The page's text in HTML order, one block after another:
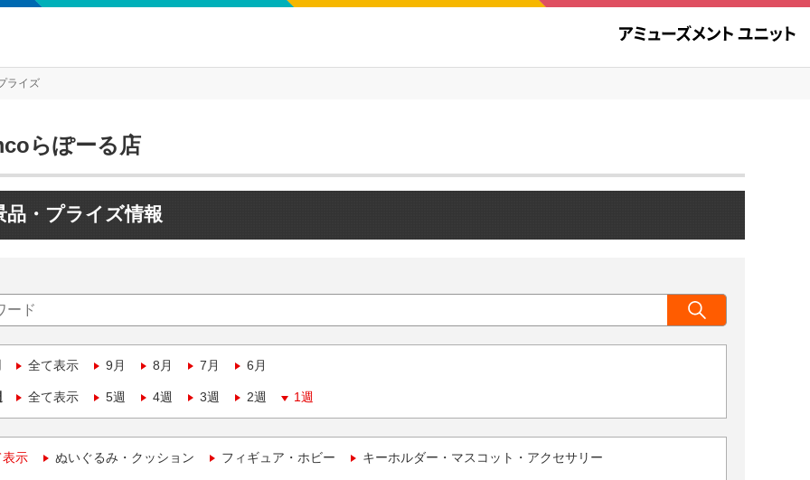
ライズ
らぽーる店
品・プライズ情報
全て表示 9月 8月 7月 6月
全て表示 5週 4週 3週 2週 1週
表示 ぬいぐるみ・クッション フィギュア・ホビー キーホルダー・マスコット・アクセサリー